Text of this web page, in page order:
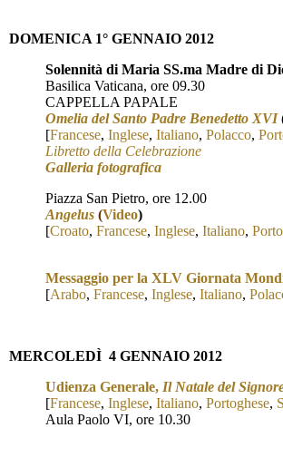
DOMENICA 1° GENNAIO 2012
Solennità di Maria SS.ma Madre di
Basilica Vaticana, ore 09.30
CAPPELLA PAPALE
Omelia del Santo Padre Benedetto XVI
[Francese, Inglese, Italiano, Polacco,
Libretto della Celebrazione
Galleria fotografica
Piazza San Pietro, ore 12.00
Angelus (Video)
[Croato, Francese, Inglese, Italiano,
Messaggio per la XLV Giornata
[Arabo, Francese, Inglese, Italiano,
MERCOLEDÌ 4 GENNAIO 2012
Udienza Generale, Il Natale del
[Francese, Inglese, Italiano, Portoghese,
Aula Paolo VI, ore 10.30